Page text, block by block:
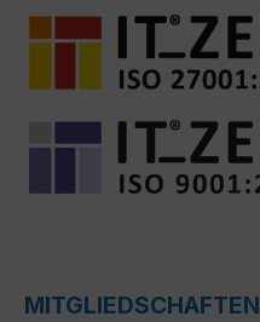
MITGLIEDSCHAFTEN